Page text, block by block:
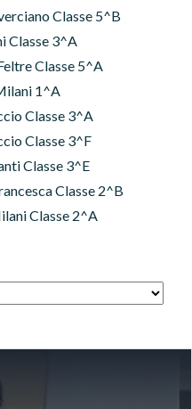
Classe 5^B
Classe 3^A
Classe 5^A
1^A
Classe 3^A
Classe 3^F
Classe 3^E
Classe 2^B
Classe 2^A